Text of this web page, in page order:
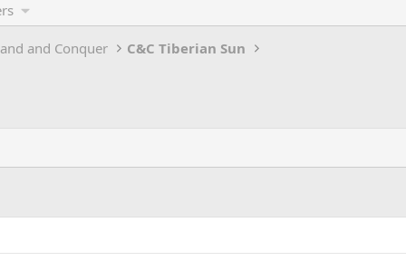
and Conquer C&C Tiberian Sun